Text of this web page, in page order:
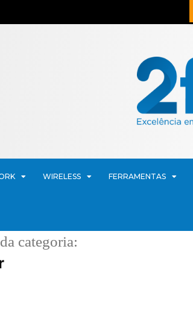
WIRELESS FERRAMENTAS
categoria: